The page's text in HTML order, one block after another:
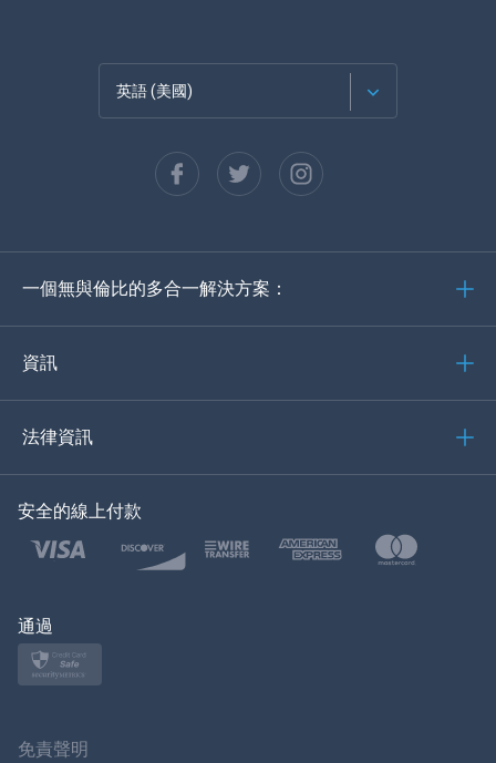
英語 (美國)
西班牙語
德語
土耳其語
波蘭語
一個無與倫比的多合一解決方案：
資訊
法律資訊
安全的線上付款
通過
免責聲明